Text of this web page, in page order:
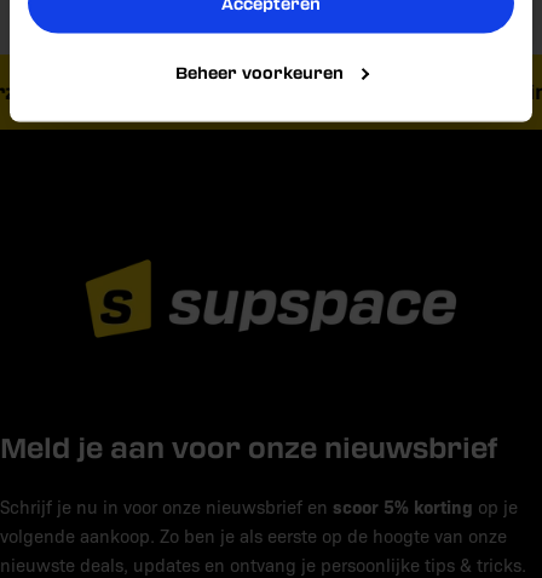
Beheer voorkeuren
vanaf € 40,- Vandaag besteld, morgen
Meld je aan voor onze nieuwsbrief
Schrijf je nu in voor onze nieuwsbrief en scoor 5% korting op je
volgende aankoop. Zo ben je als eerste op de hoogte van onze
nieuwste deals, updates en ontvang je persoonlijke tips & tricks.